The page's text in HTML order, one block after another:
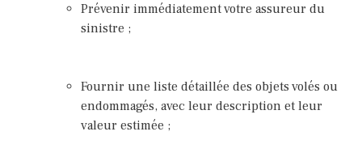
Prévenir immédiatement votre assureur du
sinistre ;
Fournir une liste détaillée des objets volés ou
endommagés, avec leur description et leur
valeur estimée ;